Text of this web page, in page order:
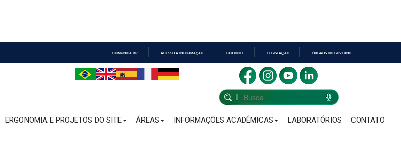
COMUNICA BR ACESSO À INFORMAÇÃO PARTICIPE LEGISLAÇÃO ÓRGÃOS DO GOVERNO
ERGONOMIA E PROJETOS DO SITE ÁREAS INFORMAÇÕES ACADÊMICAS LABORATÓRIOS CONTATO